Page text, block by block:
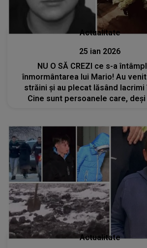
Actualitate
25 ian 2026
NU O SĂ CREZI ce s-a
înmormântarea lui Mario! Au
străini și au plecat lăsând lacrimi
Cine sunt persoanele care, deși
Actualitate